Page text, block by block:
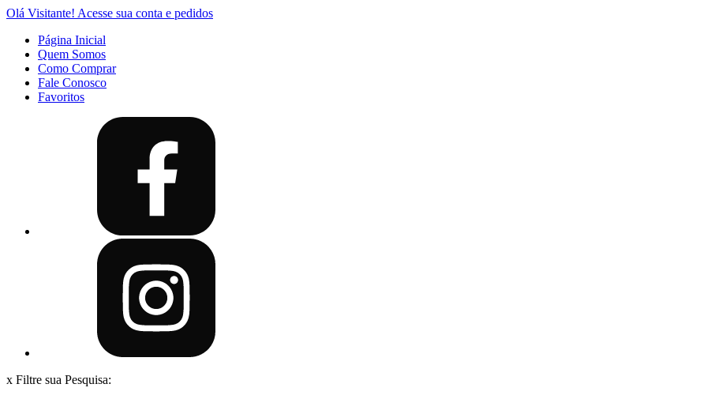
Olá Visitante! Acesse sua conta e pedidos
Página Inicial
Quem Somos
Como Comprar
Fale Conosco
Favoritos
x Filtre sua Pesquisa: